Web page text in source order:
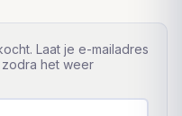
Laat je e-mailadres
het weer